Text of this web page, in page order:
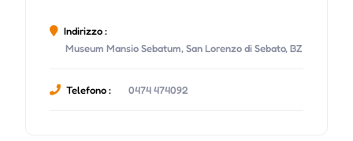
Indirizzo :
Museum Mansio Sebatum, San Lorenzo di Sebato, BZ
Telefono : 0474 474092